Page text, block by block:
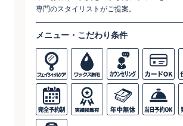
専門のスタイリストがご提案。
メニュー・こだわり条件